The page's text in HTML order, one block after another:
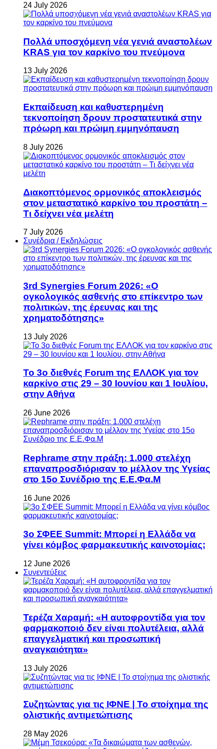
24 July 2026
Πολλά υποσχόμενη νέα γενιά αναστολέων
KRAS για τον καρκίνο του πνεύμονα
13 July 2026
Εκπαίδευση και καθυστερημένη
τεκνοποίηση δρουν προστατευτικά στην
πρόωρη και πρώιμη εμμηνόπαυση
8 July 2026
Διακοπτόμενος ορμονικός αποκλεισμός
στον μεταστατικό καρκίνο του προστάτη –
Τι δείχνει νέα μελέτη
7 July 2026
Συνέδρια / Εκδηλώσεις
3rd Synergies Forum 2026: «Ο
ογκολογικός ασθενής στο επίκεντρο των
πολιτικών, της έρευνας και της
χρηματοδότησης»
13 July 2026
Το 3ο διεθνές Forum της ΕΛΛΟΚ για τον
καρκίνο στις 29 – 30 Ιουνίου και 1 Ιουλίου,
στην Αθήνα
26 June 2026
Rephrame στην πράξη: 1.000 στελέχη
επαναπροσδιόρισαν το μέλλον της Υγείας
στο 15ο Συνέδριο της Ε.Ε.Φα.Μ
16 June 2026
3ο ΣΦΕΕ Summit: Μπορεί η Ελλάδα να
γίνει κόμβος φαρμακευτικής καινοτομίας;
12 June 2026
Συνεντεύξεις
Τερέζα Χαραμή: «Η αυτοφροντίδα για τον
φαρμακοποιό δεν είναι πολυτέλεια, αλλά
επαγγελματική και προσωπική
αναγκαιότητα»
13 July 2026
Συζητώντας για τις ΙΦΝΕ | Το στοίχημα της
ολιστικής αντιμετώπισης
28 May 2026